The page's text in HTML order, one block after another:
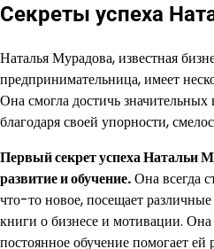
Секреты успеха
Наталья Мурадова, известная
предпринимательница, имеет
Она смогла достичь значительных
благодаря своей упорности,
Первый секрет успеха Натальи
развитие и обучение.Она всегда
что-то новое, посещает
книги о бизнесе и мотивации. Она
постоянное обучение помогает ей